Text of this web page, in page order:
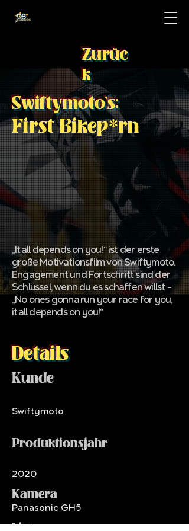
Zurüc
k
Swiftymoto's:
First Bikep*rn
„It all depends on you!“ ist der erste
große Motivationsfilm von Swiftymoto.
Engagement und Fortschritt sind der
Schlüssel, wenn du es schaffen willst –
„No ones gonna run your race for you,
it all depends on you!“
Details
Kunde
Swiftymoto
Produktionsjahr
2020
Kamera
Panasonic GH5
Links